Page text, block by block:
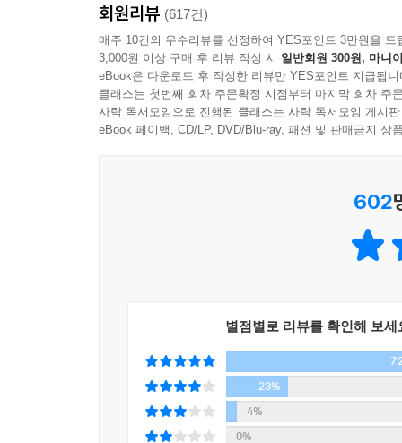
영화보다 강렬한, 드라마처럼 팽팽한
한국형 영어덜트 소설의 탄생!
출판평론가 한기호는 『아몬드』를 ‘한국형 영어
러너』나 『헝거 게임』 등 환상성과 장르성이
확장되고 있다. 영어덜트 문학은 배경이 되는
놓인 10대 주인공의 모습을 통해 타인에게 공감
사회의 근본적인 문제를 녹여 내면서 문학적 감동
독자의 마음을 감동으로 채워 줄 이야기꾼의 등장
손원평 작가는 그동안 「인간적으로 정이 안
『아몬드』로 제10회 창비청소년문학상을 받았
소설미학이 돋보인다”는 평을 얻으며 제5회 제
관계에 깃든 아름다움에서 문학적으로 의미 있는
회원리뷰 (617건)
매주 10건의 우수리뷰를 선정하여 YES포인트 3만원을 드
3,000원 이상 구매 후 리뷰 작성 시 일반회원 300원, 마니
eBook은 다운로드 후 작성한 리뷰만 YES포인트 지급됩니
클래스는 첫번째 회차 주문확정 시점부터 마지막 회차 주
사락 독서모임으로 진행된 클래스는 사락 독서모임 게시
eBook 페이백, CD/LP, DVD/Blu-ray, 패션 및 판매금지 상
602
별점별로 리뷰를 확인해 보세
23%
4%
0%